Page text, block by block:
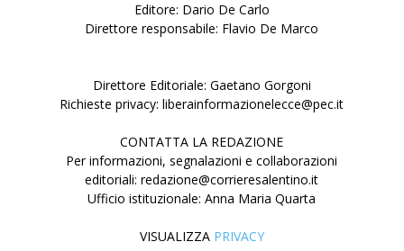
Editore: Dario De Carlo
Direttore responsabile: Flavio De Marco
Direttore Editoriale: Gaetano Gorgoni
Richieste privacy: liberainformazionelecce@pec.it
CONTATTA LA REDAZIONE
Per informazioni, segnalazioni e collaborazioni
editoriali: redazione@corrieresalentino.it
Ufficio istituzionale: Anna Maria Quarta
VISUALIZZA PRIVACY